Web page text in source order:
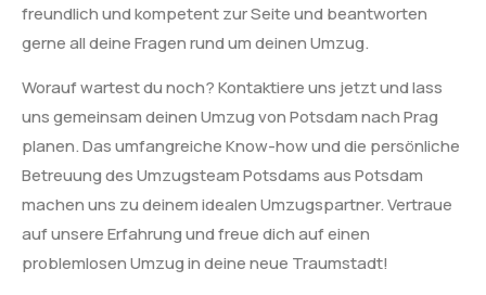
freundlich und kompetent zur Seite und beantworten
gerne all deine Fragen rund um deinen Umzug.
Worauf wartest du noch? Kontaktiere uns jetzt und lass
uns gemeinsam deinen Umzug von Potsdam nach Prag
planen. Das umfangreiche Know-how und die persönliche
Betreuung des Umzugsteam Potsdams aus Potsdam
machen uns zu deinem idealen Umzugspartner. Vertraue
auf unsere Erfahrung und freue dich auf einen
problemlosen Umzug in deine neue Traumstadt!